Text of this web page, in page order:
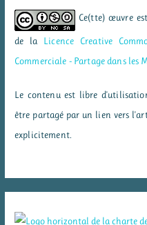
Ce(tte) œuvre
de la Licence Creative
Commerciale - Partage dans
Le contenu est libre
être partagé par un lien vers
explicitement.